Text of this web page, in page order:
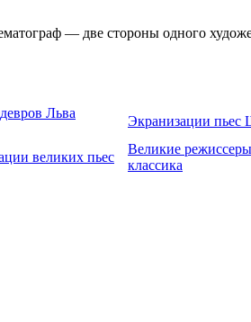
— две стороны одного
Льва
Экранизации пьес
великих пьес
Великие
классика